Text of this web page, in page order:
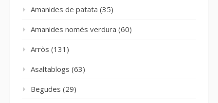
Amanides de patata (35)
Amanides només verdura (60)
Arròs (131)
Asaltablogs (63)
Begudes (29)